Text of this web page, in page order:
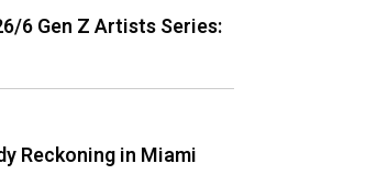
6 Gen Z Artists Series:
Reckoning in Miami